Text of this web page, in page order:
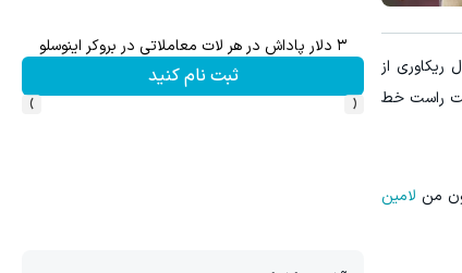
از
راست خط
من لامین
۳ دلار پاداش در هر لات معاملاتی در بروکر اینوسلو
ثبت نام کنید
‹
›